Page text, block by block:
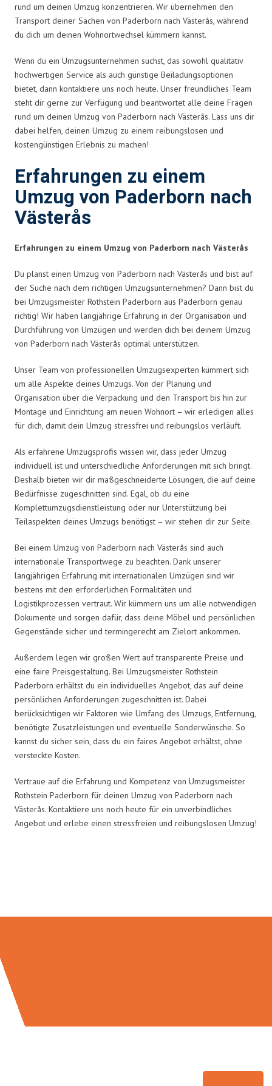
rund um deinen Umzug konzentrieren. Wir übernehmen den
Transport deiner Sachen von Paderborn nach Västerås, während
du dich um deinen Wohnortwechsel kümmern kannst.
Wenn du ein Umzugsunternehmen suchst, das sowohl qualitativ
hochwertigen Service als auch günstige Beiladungsoptionen
bietet, dann kontaktiere uns noch heute. Unser freundliches Team
steht dir gerne zur Verfügung und beantwortet alle deine Fragen
rund um deinen Umzug von Paderborn nach Västerås. Lass uns dir
dabei helfen, deinen Umzug zu einem reibungslosen und
kostengünstigen Erlebnis zu machen!
Erfahrungen zu einem
Umzug von Paderborn nach
Västerås
Erfahrungen zu einem Umzug von Paderborn nach Västerås
Du planst einen Umzug von Paderborn nach Västerås und bist auf
der Suche nach dem richtigen Umzugsunternehmen? Dann bist du
bei Umzugsmeister Rothstein Paderborn aus Paderborn genau
richtig! Wir haben langjährige Erfahrung in der Organisation und
Durchführung von Umzügen und werden dich bei deinem Umzug
von Paderborn nach Västerås optimal unterstützen.
Unser Team von professionellen Umzugsexperten kümmert sich
um alle Aspekte deines Umzugs. Von der Planung und
Organisation über die Verpackung und den Transport bis hin zur
Montage und Einrichtung am neuen Wohnort – wir erledigen alles
für dich, damit dein Umzug stressfrei und reibungslos verläuft.
Als erfahrene Umzugsprofis wissen wir, dass jeder Umzug
individuell ist und unterschiedliche Anforderungen mit sich bringt.
Deshalb bieten wir dir maßgeschneiderte Lösungen, die auf deine
Bedürfnisse zugeschnitten sind. Egal, ob du eine
Komplettumzugsdienstleistung oder nur Unterstützung bei
Teilaspekten deines Umzugs benötigst – wir stehen dir zur Seite.
Bei einem Umzug von Paderborn nach Västerås sind auch
internationale Transportwege zu beachten. Dank unserer
langjährigen Erfahrung mit internationalen Umzügen sind wir
bestens mit den erforderlichen Formalitäten und
Logistikprozessen vertraut. Wir kümmern uns um alle notwendigen
Dokumente und sorgen dafür, dass deine Möbel und persönlichen
Gegenstände sicher und termingerecht am Zielort ankommen.
Außerdem legen wir großen Wert auf transparente Preise und
eine faire Preisgestaltung. Bei Umzugsmeister Rothstein
Paderborn erhältst du ein individuelles Angebot, das auf deine
persönlichen Anforderungen zugeschnitten ist. Dabei
berücksichtigen wir Faktoren wie Umfang des Umzugs, Entfernung,
benötigte Zusatzleistungen und eventuelle Sonderwünsche. So
kannst du sicher sein, dass du ein faires Angebot erhältst, ohne
versteckte Kosten.
Vertraue auf die Erfahrung und Kompetenz von Umzugsmeister
Rothstein Paderborn für deinen Umzug von Paderborn nach
Västerås. Kontaktiere uns noch heute für ein unverbindliches
Angebot und erlebe einen stressfreien und reibungslosen Umzug!